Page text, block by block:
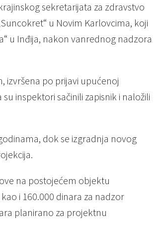
sekretarijata za zdravstvo
u Novim Karlovcima, koji
u Inđija, nakon vanrednog nadzora
izvršena po prijavi upućenoj
inspektori sačinili zapisnik i naložili
dok se izgradnja novog
na postojećem objektu
i 160.000 dinara za nadzor
planirano za projektnu